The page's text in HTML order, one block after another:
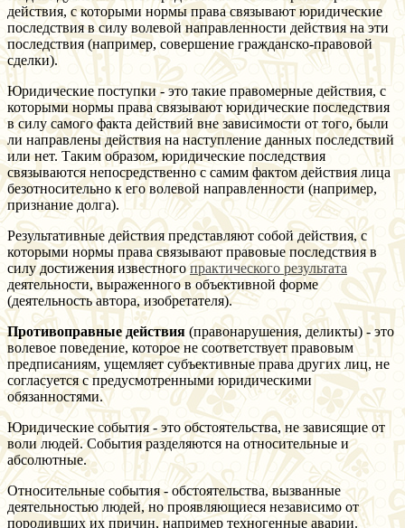
действия, с которыми нормы права связывают юридические
последствия в силу волевой направленности действия на эти
последствия (например, совершение гражданско-правовой
сделки).
Юридические поступки - это такие правомерные действия, с
которыми нормы права связывают юридические последствия
в силу самого факта действий вне зависимости от того, были
ли направлены действия на наступление данных последствий
или нет. Таким образом, юридические последствия
связываются непосредственно с самим фактом действия лица
безотносительно к его волевой направленности (например,
признание долга).
Результативные действия представляют собой действия, с
которыми нормы права связывают правовые последствия в
силу достижения известногопрактического результата
деятельности, выраженного в объективной форме
(деятельность автора, изобретателя).
Противоправные действия (правонарушения, деликты) - это
волевое поведение, которое не соответствует правовым
предписаниям, ущемляет субъективные права других лиц, не
согласуется с предусмотренными юридическими
обязанностями.
Юридические события - это обстоятельства, не зависящие от
воли людей. События разделяются на относительные и
абсолютные.
Относительные события - обстоятельства, вызванные
деятельностью людей, но проявляющиеся независимо от
породивших их причин, например техногенные аварии.